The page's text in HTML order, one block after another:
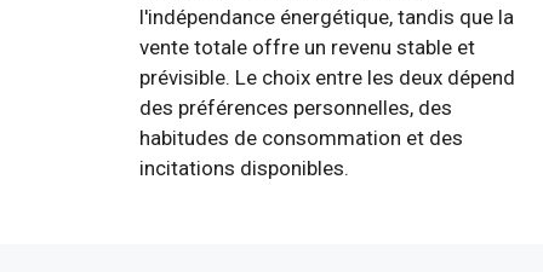
l'indépendance énergétique, tandis que la
vente totale offre un revenu stable et
prévisible. Le choix entre les deux dépend
des préférences personnelles, des
habitudes de consommation et des
incitations disponibles.